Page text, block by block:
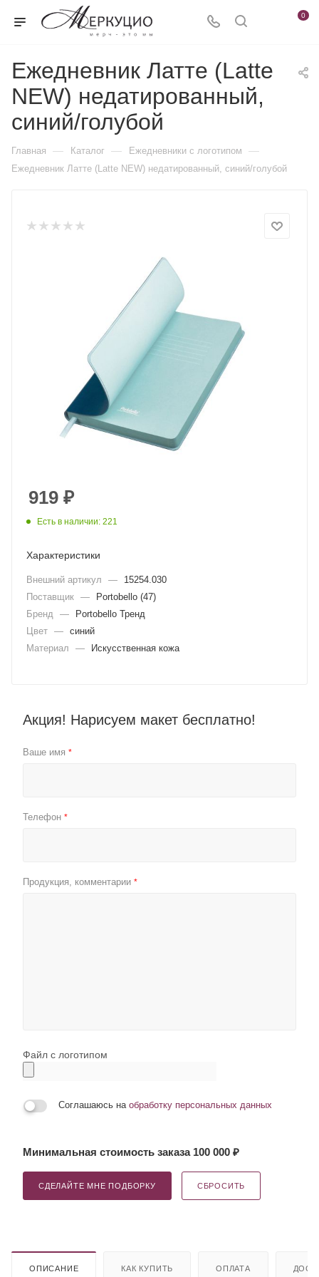
0
Ежедневник Латте (Latte
NEW) недатированный,
синий/голубой
Главная — Каталог — Ежедневники c логотипом —
Ежедневник Латте (Latte NEW) недатированный, синий/голубой
919 ₽
Есть в наличии: 221
Характеристики
Внешний артикул —
15254.030
Поставщик —
Portobello (47)
Бренд
—
Portobello Тренд
Цвет — синий
Материал
— Искусственная кожа
Акция! Нарисуем макет бесплатно!
Ваше имя *
Телефон *
Продукция, комментарии *
Файл с логотипом
Соглашаюсь на обработку персональных данных
Минимальная стоимость заказа 100 000 ₽
СДЕЛАЙТЕ МНЕ ПОДБОРКУ СБРОСИТЬ
ОПИСАНИЕ КАК КУПИТЬ ОПЛАТА